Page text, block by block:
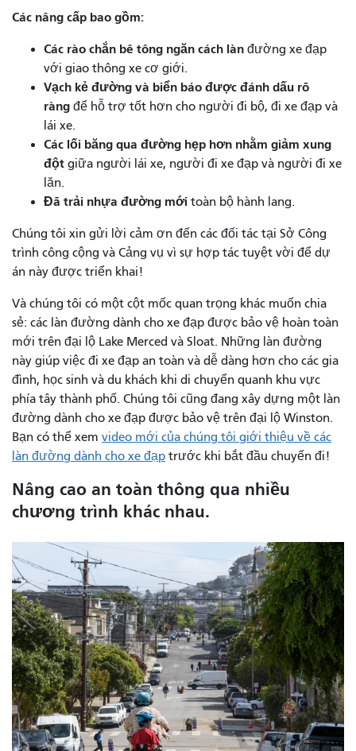
Các nâng cấp bao gồm:
Các rào chắn bê tông ngăn cách làn đường xe đạp
với giao thông xe cơ giới.
Vạch kẻ đường và biển báo được đánh dấu rõ
ràng để hỗ trợ tốt hơn cho người đi bộ, đi xe đạp và
lái xe.
Các lối băng qua đường hẹp hơn nhằm giảm xung
đột giữa người lái xe, người đi xe đạp và người đi xe
lăn.
Đã trải nhựa đường mới toàn bộ hành lang.
Chúng tôi xin gửi lời cảm ơn đến các đối tác tại Sở Công
trình công cộng và Cảng vụ vì sự hợp tác tuyệt vời để dự
án này được triển khai!
Và chúng tôi có một cột mốc quan trọng khác muốn chia
sẻ: các làn đường dành cho xe đạp được bảo vệ hoàn toàn
mới trên đại lộ Lake Merced và Sloat. Những làn đường
này giúp việc đi xe đạp an toàn và dễ dàng hơn cho các gia
đình, học sinh và du khách khi di chuyển quanh khu vực
phía tây thành phố. Chúng tôi cũng đang xây dựng một làn
đường dành cho xe đạp được bảo vệ trên đại lộ Winston.
Bạn có thể xem video mới của chúng tôi giới thiệu về các
làn đường dành cho xe đạp trước khi bắt đầu chuyến đi!
Nâng cao an toàn thông qua nhiều
chương trình khác nhau.